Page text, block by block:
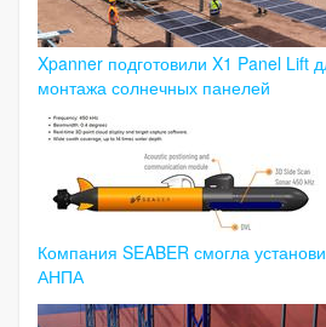
Xpanner подготовили X1 Panel Lift
монтажа солнечных панелей
Компания SEABER смогла
АНПА